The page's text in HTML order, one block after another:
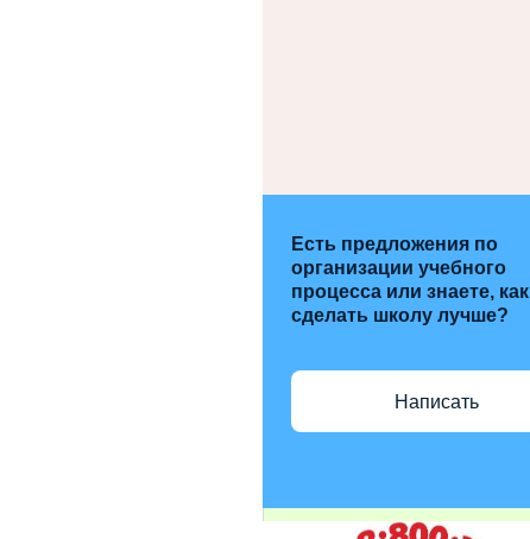
Есть предложения по
организации учебного
процесса или знаете, как
сделать школу лучше?
Написать